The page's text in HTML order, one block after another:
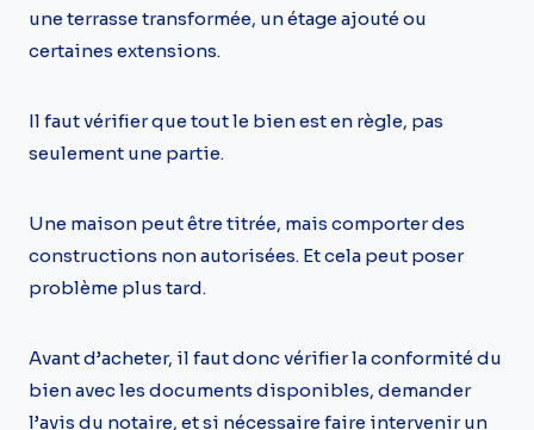
une terrasse transformée, un étage ajouté ou
certaines extensions.
Il faut vérifier que tout le bien est en règle, pas
seulement une partie.
Une maison peut être titrée, mais comporter des
constructions non autorisées. Et cela peut poser
problème plus tard.
Avant d’acheter, il faut donc vérifier la conformité du
bien avec les documents disponibles, demander
l’avis du notaire, et si nécessaire faire intervenir un